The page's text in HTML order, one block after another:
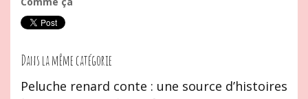
Dans la même catégorie
Peluche renard conte : une source d’histoires